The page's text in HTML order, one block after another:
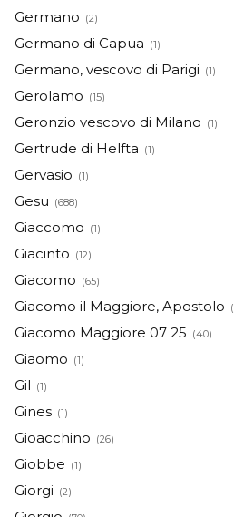
Germano (2)
Germano di Capua (1)
Germano, vescovo di Parigi (1)
Gerolamo (15)
Geronzio vescovo di Milano (1)
Gertrude di Helfta (1)
Gervasio (1)
Gesu (688)
Giaccomo (1)
Giacinto (12)
Giacomo (65)
Giacomo il Maggiore, Apostolo
Giacomo Maggiore 07 25 (40)
Giaomo (1)
Gil (1)
Gines (1)
Gioacchino (26)
Giobbe (1)
Giorgi (2)